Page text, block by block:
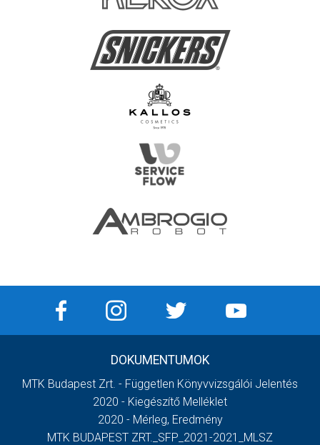
DOKUMENTUMOK
MTK Budapest Zrt. - Független Könyvvizsgálói Jelentés
2020 - Kiegészítő Melléklet
2020 - Mérleg, Eredmény
MTK BUDAPEST ZRT._SFP_2021-2021_MLSZ